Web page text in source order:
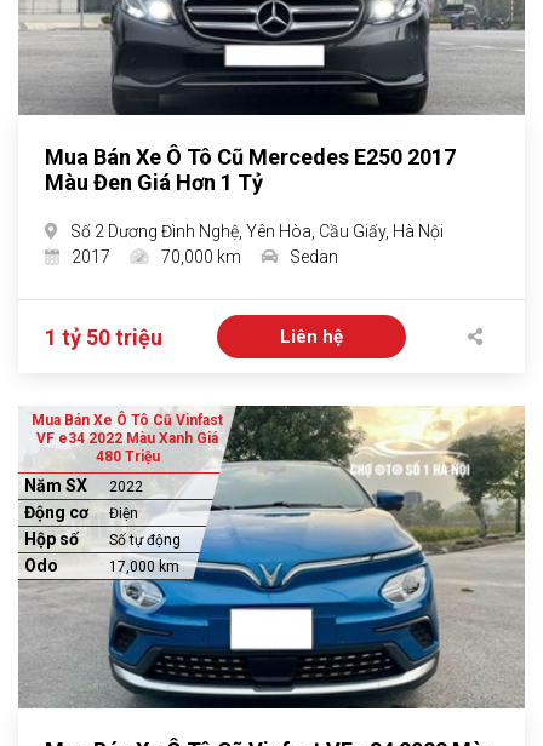
Mua Bán Xe Ô Tô Cũ Mercedes E250 2017
Màu Đen Giá Hơn 1 Tỷ
Số 2 Dương Đình Nghệ, Yên Hòa, Cầu Giấy, Hà Nội
2017
70,000 km Sedan
1 tỷ 50 triệu Liên hệ
Mua Bán Xe Ô Tô Cũ Vinfast
VF e34 2022 Màu Xanh Giá
480 Triệu
Năm SX 2022
Động cơ Điện
Hộp số Số tự động
Odo 17,000 km